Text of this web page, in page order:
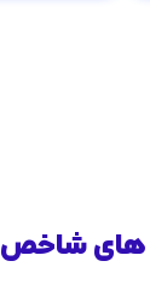
های شاخص